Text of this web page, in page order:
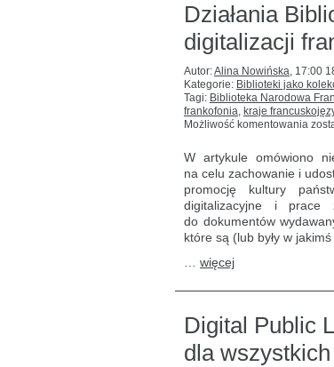
Działania
digitalizacji
Autor:Alina Nowińska, 17:00
Kategorie: Biblioteki jako
Tagi: Biblioteka Narodowa
frankofonia, kraje
Możliwość komentowania
w
W artykule omówiono
na celu zachowanie i
promocję kultury
digitalizacyjne i prace
do dokumentów
które są (lub były w
więcej
Digital Public
dla wszystkich